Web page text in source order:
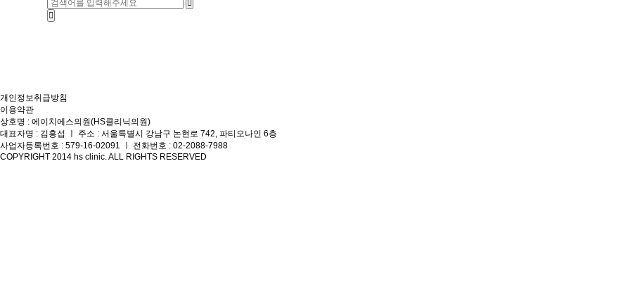
개인정보취급방침
이용약관
상호명 : 에이치에스의원(HS클리닉의원)
대표자명 : 김홍섭 ㅣ 주소 : 서울특별시 강남구 논현로 742, 파티오나인 6층
사업자등록번호 : 579-16-02091 ㅣ 전화번호 : 02-2088-7988
COPYRIGHT 2014 hs clinic. ALL RIGHTS RESERVED